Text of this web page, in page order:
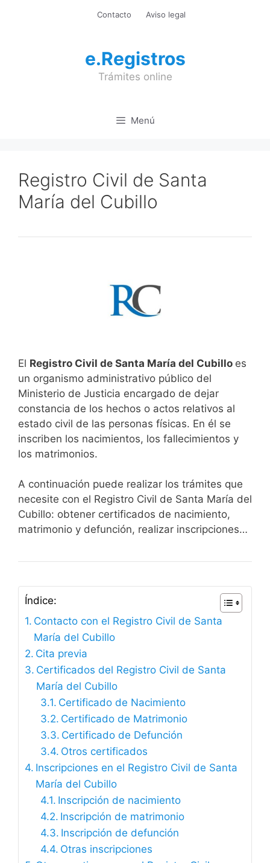
Contacto Aviso legal
e.Registros
Trámites online
Menú
Registro Civil de Santa
María del Cubillo
El Registro Civil de Santa María del Cubillo es
un organismo administrativo público del
Ministerio de Justicia encargado de dejar
constancia de los hechos o actos relativos al
estado civil de las personas físicas. En él se
inscriben los nacimientos, los fallecimientos y
los matrimonios.
A continuación puede realizar los trámites que
necesite con el Registro Civil de Santa María del
Cubillo: obtener certificados de nacimiento,
matrimonio y defunción, realizar inscripciones…
Índice:
Contacto con el Registro Civil de Santa
María del Cubillo
Cita previa
Certificados del Registro Civil de Santa
María del Cubillo
Certificado de Nacimiento
Certificado de Matrimonio
Certificado de Defunción
Otros certificados
Inscripciones en el Registro Civil de Santa
María del Cubillo
Inscripción de nacimiento
Inscripción de matrimonio
Inscripción de defunción
Otras inscripciones